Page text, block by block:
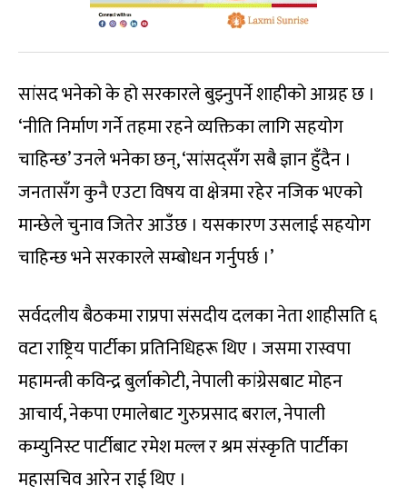
सांसद भनेको के हो सरकारले बुझ्नुपर्ने शाहीको आग्रह छ ।
‘नीति निर्माण गर्ने तहमा रहने व्यक्तिका लागि सहयोग
चाहिन्छ’ उनले भनेका छन्, ‘सांसद्सँग सबै ज्ञान हुँदैन ।
जनतासँग कुनै एउटा विषय वा क्षेत्रमा रहेर नजिक भएको
मान्छेले चुनाव जितेर आउँछ । यसकारण उसलाई सहयोग
चाहिन्छ भने सरकारले सम्बोधन गर्नुपर्छ ।’
सर्वदलीय बैठकमा राप्रपा संसदीय दलका नेता शाहीसति ६
वटा राष्ट्रिय पार्टीका प्रतिनिधिहरू थिए । जसमा रास्वपा
महामन्त्री कविन्द्र बुर्लाकोटी, नेपाली कांग्रेसबाट मोहन
आचार्य, नेकपा एमालेबाट गुरुप्रसाद बराल, नेपाली
कम्युनिस्ट पार्टीबाट रमेश मल्ल र श्रम संस्कृति पार्टीका
महासचिव आरेन राई थिए ।